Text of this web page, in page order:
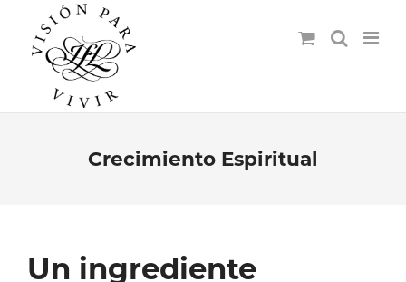
Crecimiento Espiritual
Un ingrediente